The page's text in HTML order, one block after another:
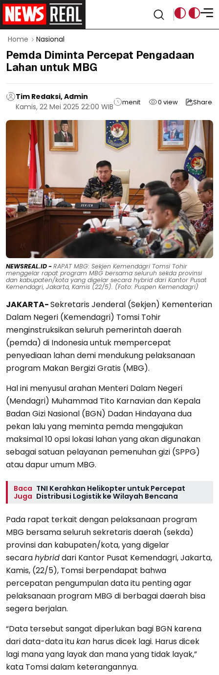
Home Nasional
Pemda Diminta Percepat Pengadaan
Lahan untuk MBG
Tim Redaksi, Admin
Kamis, 22 Mei 2025 22:00 WIB
menit 0 view Share
NEWSREAL.ID -RAPAT MBG: Sekjen Kemendagri Tomsi Tohir
menggelar rapat program MBG bersama seluruh sekda provinsi
dan kabupaten/kota yang digelar secara hybrid dari Kantor Pusat
Kemendagri, Jakarta, Kamis (22/5). (Foto: Puspen Kemendagri)
JAKARTA-Sekretaris Jenderal (Sekjen) Kementerian
Dalam Negeri (Kemendagri) Tomsi Tohir
menginstruksikan seluruh pemerintah daerah
(pemda) di Indonesia untuk mempercepat
penyediaan lahan demi mendukung pelaksanaan
program Makan Bergizi Gratis (MBG).
Hal ini menyusul arahan Menteri Dalam Negeri
(Mendagri) Muhammad Tito Karnavian dan Kepala
Badan Gizi Nasional (BGN) Dadan Hindayana dua
pekan lalu yang meminta pemda mengajukan
maksimal 10 opsi lokasi lahan yang akan digunakan
sebagai satuan pelayanan pemenuhan gizi (SPPG)
atau dapur umum MBG.
Baca
Juga
TNI Kerahkan Helikopter untuk Percepat
Distribusi Logistik ke Wilayah Bencana
Pada rapat terkait dengan pelaksanaan program
MBG bersama seluruh sekretaris daerah (sekda)
provinsi dan kabupaten/kota, yang digelar
secarahybriddari Kantor Pusat Kemendagri, Jakarta,
Kamis, (22/5), Tomsi berpendapat bahwa
percepatan pengumpulan data itu penting agar
pelaksanaan program MBG di berbagai daerah bisa
segera berjalan.
“Data tersebut sangat diperlukan bagi BGN karena
dari data-data itukan harus dicek lagi. Harus dicek
lagi mana yang layak dan mana yang tidak layak,”
kata Tomsi dalam keterangannya.